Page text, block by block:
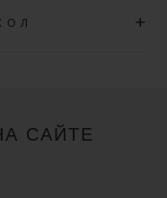
безопасно и
+
САЙТЕ